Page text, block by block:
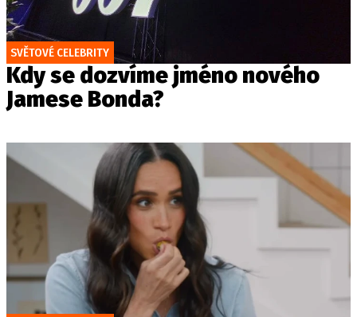
SVĚTOVÉ CELEBRITY
Kdy se dozvíme jméno nového
Jamese Bonda?